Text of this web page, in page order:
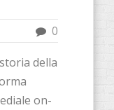
0
della
on-